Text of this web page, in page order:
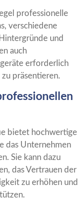
professionelle
verschiedene
und
auch
erforderlich
präsentieren.
bietet hochwertige
das Unternehmen
Sie kann dazu
das Vertrauen der
zu erhöhen und